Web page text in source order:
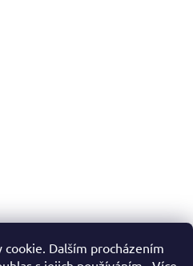
Dalším procházením